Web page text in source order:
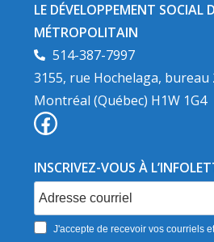
LE DÉVELOPPEMENT SOCIAL
MÉTROPOLITAIN​
514-387-7997
3155, rue Hochelaga, bureau
Montréal (Québec) H1W 1G4
INSCRIVEZ-VOUS À
J'accepte de recevoir vos courriels